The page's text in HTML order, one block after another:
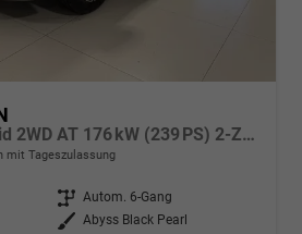
GO 1.6 T-GDI Hybrid 2WD AT 176 kW (239 PS) 2-Zonen-Klimaautomatik, Sitzheizung, Lenkradheizung, Navigationssystem, DAB, Android Auto, Apple CarPlay, Rückfahrkamera, Einparkhilfe vorne und hinten, 18 Zoll Leichtmetallfelgen, uvm.
mit Tageszulassung
Getriebe Autom. 6-Gang
Außenfarbe Abyss Black Pearl